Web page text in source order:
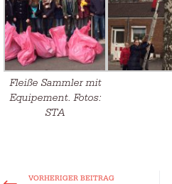
Fleiße Sammler mit
Equipement. Fotos:
STA
VORHERIGER BEITRAG